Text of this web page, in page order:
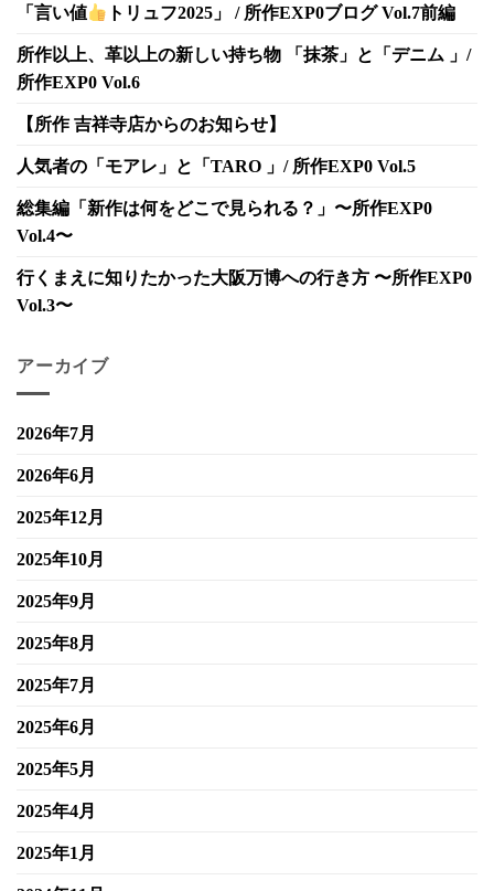
「言い値 トリュフ2025」 / 所作EXP0ブログ Vol.7前編
所作以上、革以上の新しい持ち物 「抹茶」と「デニム 」/
所作EXP0 Vol.6
【所作 吉祥寺店からのお知らせ】
人気者の「モアレ」と「TARO 」/ 所作EXP0 Vol.5
総集編「新作は何をどこで見られる？」〜所作EXP0
Vol.4〜
行くまえに知りたかった大阪万博への行き方 〜所作EXP0
Vol.3〜
アーカイブ
2026年7月
2026年6月
2025年12月
2025年10月
2025年9月
2025年8月
2025年7月
2025年6月
2025年5月
2025年4月
2025年1月